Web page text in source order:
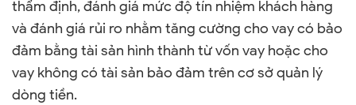
thẩm định, đánh giá mức độ tín nhiệm khách hàng
và đánh giá rủi ro nhằm tăng cường cho vay có bảo
đảm bằng tài sản hình thành từ vốn vay hoặc cho
vay không có tài sản bảo đảm trên cơ sở quản lý
dòng tiền.